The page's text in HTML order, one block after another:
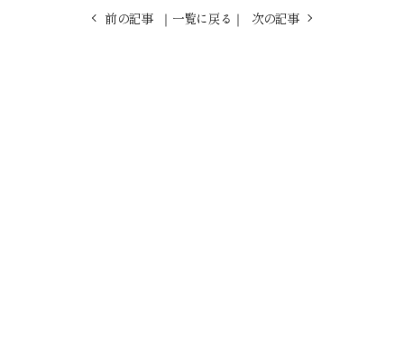
前の記事 一覧に戻る 次の記事